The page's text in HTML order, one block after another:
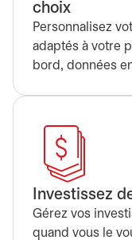
choix
Personnalisez
adaptés à votre
bord, données
Investissez
Gérez vos
quand vous le